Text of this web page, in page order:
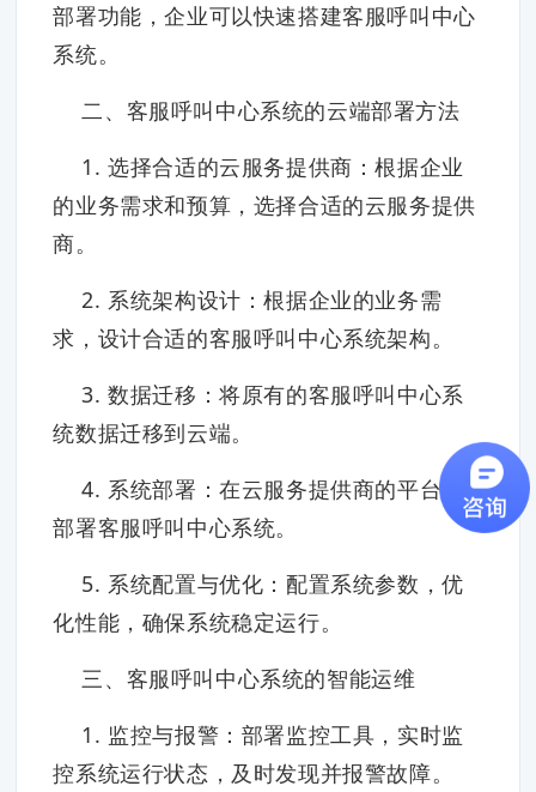
部署功能，企业可以快速搭建客服呼叫中心
系统。
二、客服呼叫中心系统的云端部署方法
1. 选择合适的云服务提供商：根据企业
的业务需求和预算，选择合适的云服务提供
商。
2. 系统架构设计：根据企业的业务需
求，设计合适的客服呼叫中心系统架构。
3. 数据迁移：将原有的客服呼叫中心系
统数据迁移到云端。
4. 系统部署：在云服务提供商的平台上
部署客服呼叫中心系统。
5. 系统配置与优化：配置系统参数，优
化性能，确保系统稳定运行。
三、客服呼叫中心系统的智能运维
1. 监控与报警：部署监控工具，实时监
控系统运行状态，及时发现并报警故障。